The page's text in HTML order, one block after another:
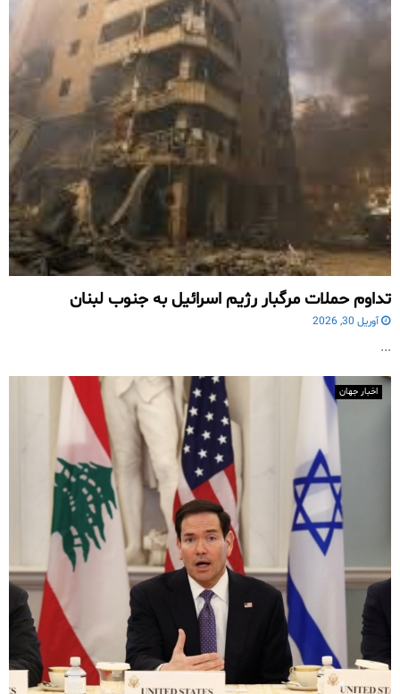
تداوم حملات مرگبار رژیم اسرائیل به جنوب لبنان
آوریل 30, 2026
...
اخبار جهان